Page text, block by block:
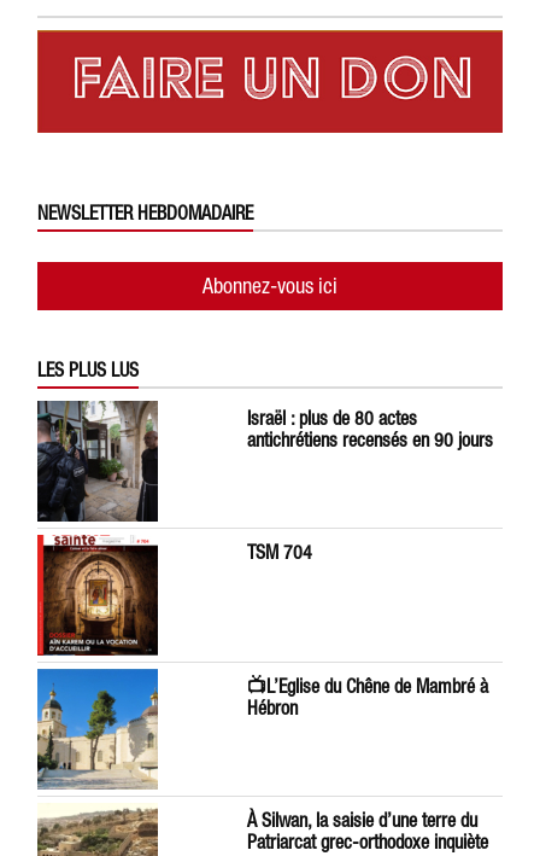
NEWSLETTER HEBDOMADAIRE
Abonnez-vous ici
LES PLUS LUS
Israël : plus de 80 actes
antichrétiens recensés en 90 jours
TSM 704
📺L’Eglise du Chêne de Mambré à
Hébron
À Silwan, la saisie d’une terre du
Patriarcat grec-orthodoxe inquiète